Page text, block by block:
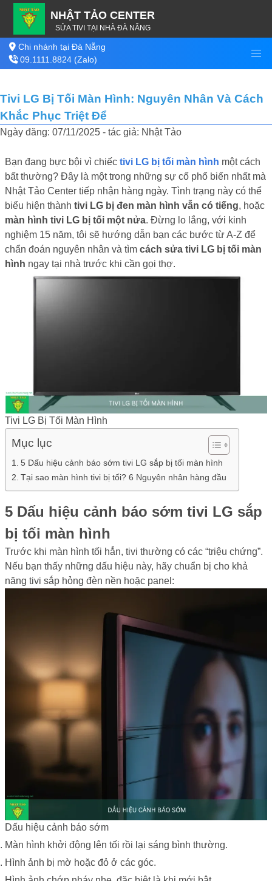
NHẬT TẢO CENTER
SỬA TIVI TẠI NHÀ ĐÀ NẴNG
Chi nhánh tại Đà Nẵng
09.1111.8824 (Zalo)
Tivi LG Bị Tối Màn Hình: Nguyên Nhân Và Cách
Khắc Phục Triệt Để
Ngày đăng: 07/11/2025 - tác giả: Nhật Tảo
Bạn đang bực bội vì chiếc tivi LG bị tối màn hình một cách
bất thường? Đây là một trong những sự cố phổ biến nhất mà
Nhật Tảo Center tiếp nhận hàng ngày. Tình trạng này có thể
biểu hiện thành tivi LG bị đen màn hình vẫn có tiếng, hoặc
màn hình tivi LG bị tối một nửa. Đừng lo lắng, với kinh
nghiệm 15 năm, tôi sẽ hướng dẫn bạn các bước từ A-Z để
chẩn đoán nguyên nhân và tìm cách sửa tivi LG bị tối màn
hình ngay tại nhà trước khi cần gọi thợ.
Tivi LG Bị Tối Màn Hình
Mục lục
5 Dấu hiệu cảnh báo sớm tivi LG sắp bị tối màn hình
Tại sao màn hình tivi bị tối? 6 Nguyên nhân hàng đầu
5 Dấu hiệu cảnh báo sớm tivi LG sắp
bị tối màn hình
Trước khi màn hình tối hẳn, tivi thường có các “triệu chứng”.
Nếu bạn thấy những dấu hiệu này, hãy chuẩn bị cho khả
năng tivi sắp hỏng đèn nền hoặc panel:
Dấu hiệu cảnh báo sớm
Màn hình khởi động lên tối rồi lại sáng bình thường.
Hình ảnh bị mờ hoặc đỏ ở các góc.